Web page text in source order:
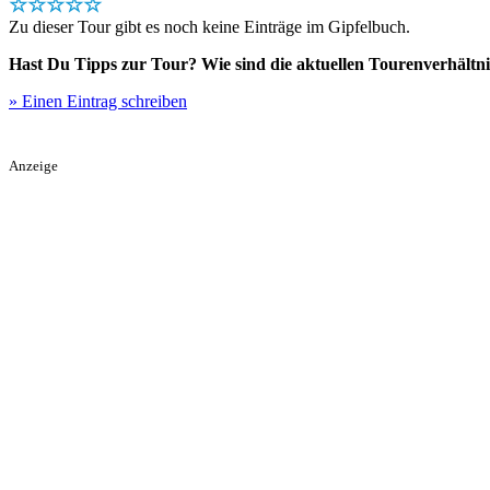
☆☆☆☆☆
Zu dieser Tour gibt es noch keine Einträge im Gipfelbuch.
Hast Du Tipps zur Tour? Wie sind die aktuellen
» Einen Eintrag schreiben
Anzeige